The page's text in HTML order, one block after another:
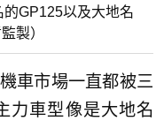
GP125以及大地名
製）
車市場一直都被三
力車型像是大地名